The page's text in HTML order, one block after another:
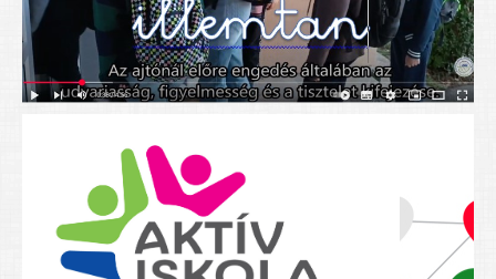
eKréta
Diákigazolvány igénylése
Mindennapos testnevelés
Tartós tankönyvek
Nyolcadikosainknak
Kréta szülői segédlet
Felsős taneszközlista